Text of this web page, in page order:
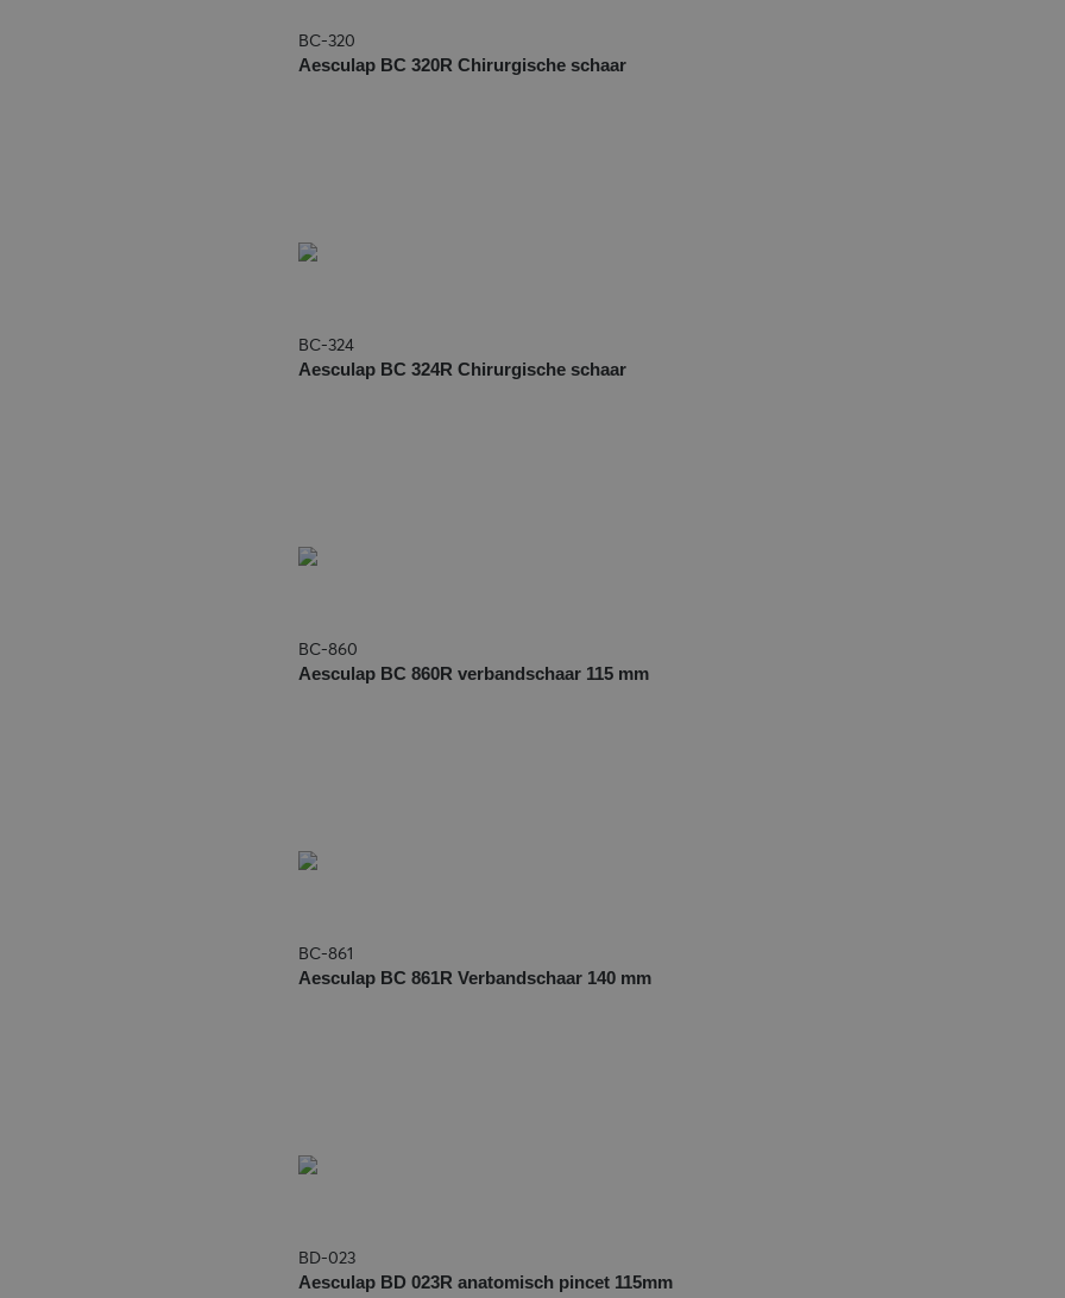
BC-320
Aesculap BC 320R Chirurgische schaar
BC-324
Aesculap BC 324R Chirurgische schaar
BC-860
Aesculap BC 860R verbandschaar 115 mm
BC-861
Aesculap BC 861R Verbandschaar 140 mm
BD-023
Aesculap BD 023R anatomisch pincet 115mm